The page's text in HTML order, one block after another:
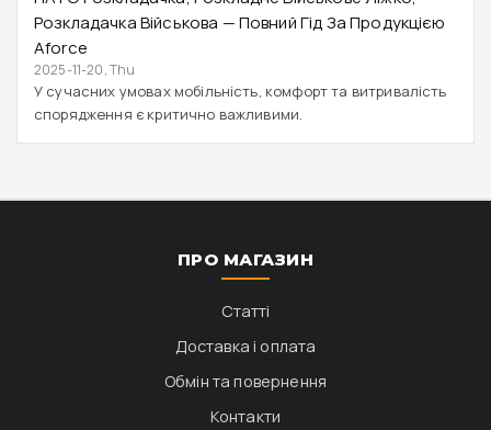
Розкладачка Військова — Повний Гід За Продукцією
Aforce
2025-11-20, Thu
У сучасних умовах мобільність, комфорт та витривалість
спорядження є критично важливими.
ПРО МАГАЗИН
Статті
Доставка і оплата
Обмін та повернення
Контакти